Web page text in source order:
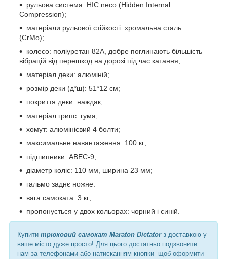
рульова система: HIC neco (Hidden Internal
Compression);
матеріали рульової стійкості: хромальна сталь
(CrMo);
колесо: поліуретан 82А, добре поглинають більшість
вібрацій від перешкод на дорозі під час катання;
матеріал деки: алюміній;
розмір деки (д*ш): 51*12 см;
покриття деки: наждак;
матеріал грипс: гума;
хомут: алюмінієвий 4 болти;
максимальне навантаження: 100 кг;
підшипники: ABEC-9;
діаметр коліс: 110 мм, ширина 23 мм;
гальмо заднє ножне.
вага самоката: 3 кг;
пропонується у двох кольорах: чорний і синій.
Купити трюковий самокат Maraton Dictator з доставкою у
ваше місто дуже просто! Для цього достатньо подзвонити
нам за телефонами або натисканням кнопки щоб оформити